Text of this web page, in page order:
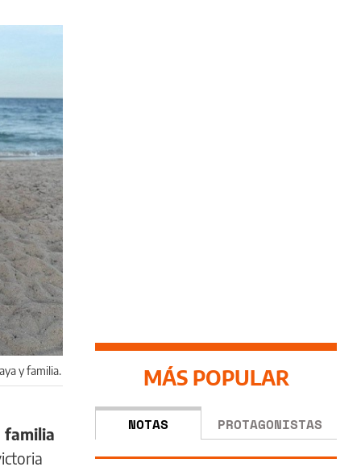
y familia.
familia
MÁS POPULAR
NOTAS PROTAGONISTAS